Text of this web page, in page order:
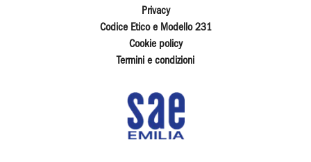
Privacy
Codice Etico e Modello 231
Cookie policy
Termini e condizioni